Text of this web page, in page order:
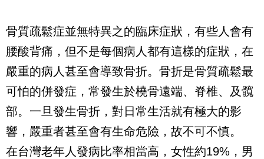
骨質疏鬆症並無特異之的臨床症狀，有些人會有
腰酸背痛，但不是每個病人都有這樣的症狀，在
嚴重的病人甚至會導致骨折。骨折是骨質疏鬆最
可怕的併發症，常發生於橈骨遠端、脊椎、及髖
部。一旦發生骨折，對日常生活就有極大的影
響，嚴重者甚至會有生命危險，故不可不慎。
在台灣老年人發病比率相當高，女性約19%，男